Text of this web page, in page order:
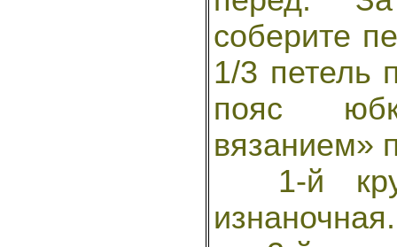
соберите
1/3 петель
пояс
вязанием»
1-й
изнаночная.